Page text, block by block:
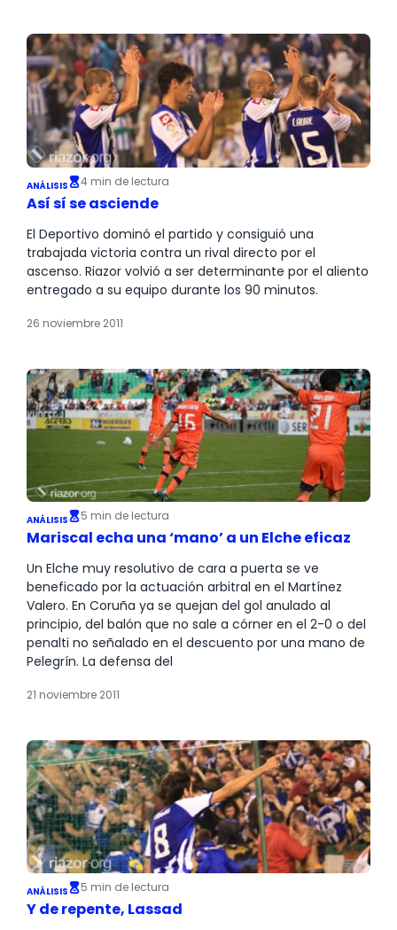
ANÁLISIS 4 min de lectura
Así sí se asciende
El Deportivo dominó el partido y consiguió una
trabajada victoria contra un rival directo por el
ascenso. Riazor volvió a ser determinante por el aliento
entregado a su equipo durante los 90 minutos.
26 noviembre 2011
ANÁLISIS 5 min de lectura
Mariscal echa una ‘mano’ a un Elche eficaz
Un Elche muy resolutivo de cara a puerta se ve
beneficado por la actuación arbitral en el Martínez
Valero. En Coruña ya se quejan del gol anulado al
principio, del balón que no sale a córner en el 2-0 o del
penalti no señalado en el descuento por una mano de
Pelegrín. La defensa del
21 noviembre 2011
ANÁLISIS 5 min de lectura
Y de repente, Lassad